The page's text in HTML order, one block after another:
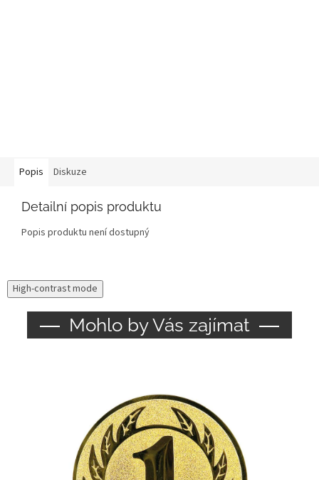
Popis Diskuze
Detailní popis produktu
Popis produktu není dostupný
High-contrast mode
Mohlo by Vás zajímat